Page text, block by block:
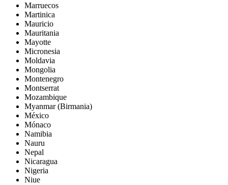
Marruecos
Martinica
Mauricio
Mauritania
Mayotte
Micronesia
Moldavia
Mongolia
Montenegro
Montserrat
Mozambique
Myanmar (Birmania)
México
Mónaco
Namibia
Nauru
Nepal
Nicaragua
Nigeria
Niue